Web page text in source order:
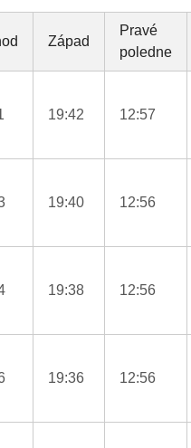
Západ
Pravé
poledne
19:42 12:57
19:40 12:56
19:38 12:56
19:36 12:56